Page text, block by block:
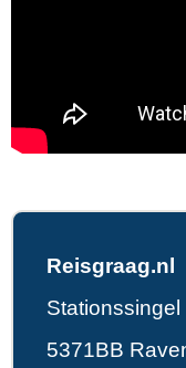
Reisgraag.nl
Stationssingel
5371BB